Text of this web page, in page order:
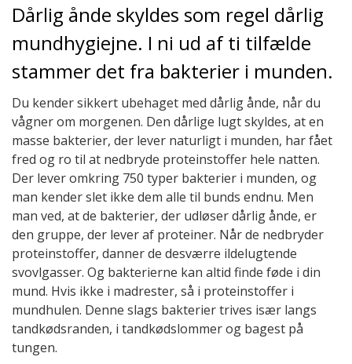
Dårlig ånde skyldes som regel dårlig
mundhygiejne. I ni ud af ti tilfælde
stammer det fra bakterier i munden.
Du kender sikkert ubehaget med dårlig ånde, når du
vågner om morgenen. Den dårlige lugt skyldes, at en
masse bakterier, der lever naturligt i munden, har fået
fred og ro til at nedbryde proteinstoffer hele natten.
Der lever omkring 750 typer bakterier i munden, og
man kender slet ikke dem alle til bunds endnu. Men
man ved, at de bakterier, der udløser dårlig ånde, er
den gruppe, der lever af proteiner. Når de nedbryder
proteinstoffer, danner de desværre ildelugtende
svovlgasser. Og bakterierne kan altid finde føde i din
mund. Hvis ikke i madrester, så i proteinstoffer i
mundhulen. Denne slags bakterier trives især langs
tandkødsranden, i tandkødslommer og bagest på
tungen.